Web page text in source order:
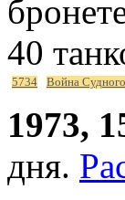
40
5734 Война
1973,
дня.